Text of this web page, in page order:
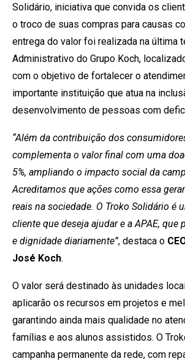
Solidário, iniciativa que convida os
o troco de suas compras para causas
entrega do valor foi realizada na última
Administrativo do Grupo Koch,
com o objetivo de fortalecer o
importante instituição que atua na
desenvolvimento de pessoas com
“Além da contribuição dos
complementa o valor final com uma
5%, ampliando o impacto social da
Acreditamos que ações como essa
reais na sociedade. O Troko Solidário é
cliente que deseja ajudar e a APAE, que
e dignidade diariamente”, destaca o
José Koch.
O valor será destinado às unidades
aplicarão os recursos em projetos e
garantindo ainda mais qualidade no
famílias e aos alunos assistidos. O
campanha permanente da rede, com